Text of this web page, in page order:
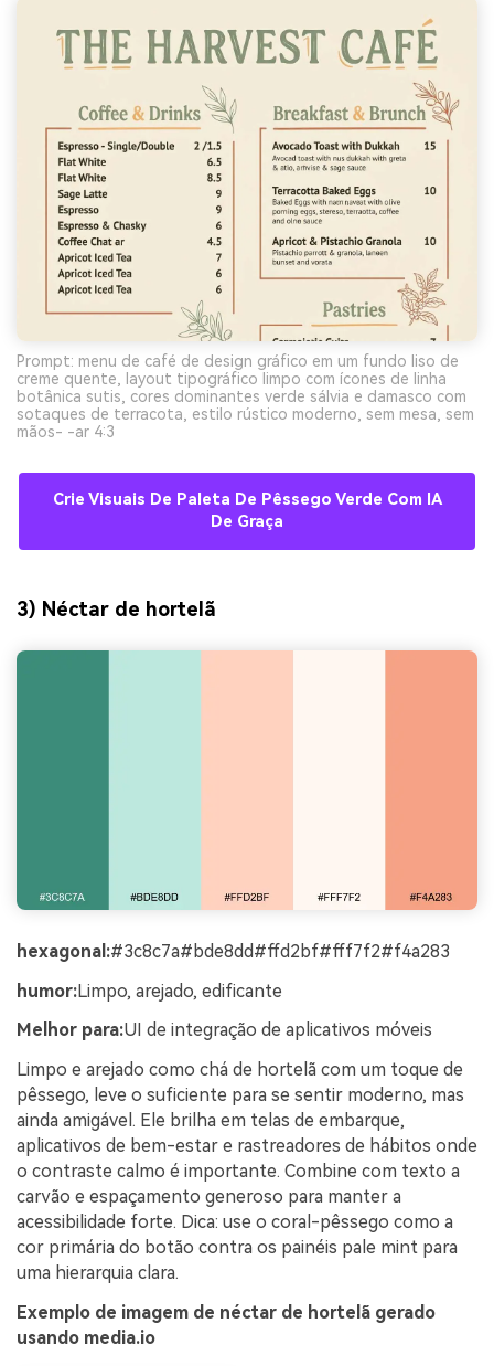
Prompt: menu de café de design gráfico em um fundo liso de
creme quente, layout tipográfico limpo com ícones de linha
botânica sutis, cores dominantes verde sálvia e damasco com
sotaques de terracota, estilo rústico moderno, sem mesa, sem
mãos- -ar 4:3
Crie Visuais De Paleta De Pêssego Verde Com IA
De Graça
3) Néctar de hortelã
hexagonal:#3c8c7a#bde8dd#ffd2bf#fff7f2#f4a283
humor:Limpo, arejado, edificante
Melhor para:UI de integração de aplicativos móveis
Limpo e arejado como chá de hortelã com um toque de
pêssego, leve o suficiente para se sentir moderno, mas
ainda amigável. Ele brilha em telas de embarque,
aplicativos de bem-estar e rastreadores de hábitos onde
o contraste calmo é importante. Combine com texto a
carvão e espaçamento generoso para manter a
acessibilidade forte. Dica: use o coral-pêssego como a
cor primária do botão contra os painéis pale mint para
uma hierarquia clara.
Exemplo de imagem de néctar de hortelã gerado
usando media.io